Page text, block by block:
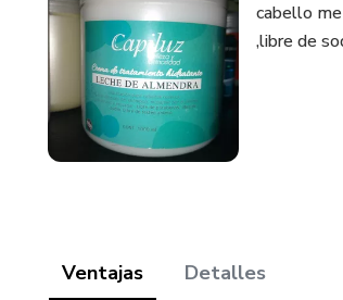
cabello
,libre de
Ventajas Detalles